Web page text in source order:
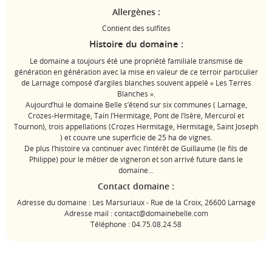
Allergènes :
Contient des sulfites
Histoire du domaine :
Le domaine a toujours été une propriété familiale transmise de
génération en génération avec la mise en valeur de ce terroir particulier
de Larnage composé d’argiles blanches souvent appelé « Les Terres
Blanches ».
Aujourd’hui le domaine Belle s’étend sur six communes ( Larnage,
Crozes-Hermitage, Tain l’Hermitage, Pont de l’Isère, Mercurol et
Tournon), trois appellations (Crozes Hermitage, Hermitage, Saint Joseph
) et couvre une superficie de 25 ha de vignes.
De plus l’histoire va continuer avec l’intérêt de Guillaume (le fils de
Philippe) pour le métier de vigneron et son arrivé future dans le
domaine…
Contact domaine :
Adresse du domaine : Les Marsuriaux - Rue de la Croix, 26600 Larnage
Adresse mail : contact@domainebelle.com
Téléphone : 04.75.08.24.58